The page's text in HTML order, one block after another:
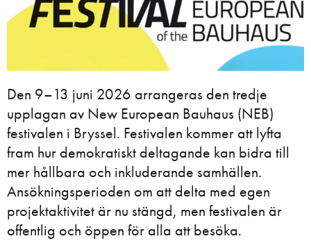
Den 9–13 juni 2026 arrangeras den tredje
upplagan av New European Bauhaus (NEB)
festivalen i Bryssel. Festivalen kommer att lyfta
fram hur demokratiskt deltagande kan bidra till
mer hållbara och inkluderande samhällen.
Ansökningsperioden om att delta med egen
projektaktivitet är nu stängd, men festivalen är
offentlig och öppen för alla att besöka.